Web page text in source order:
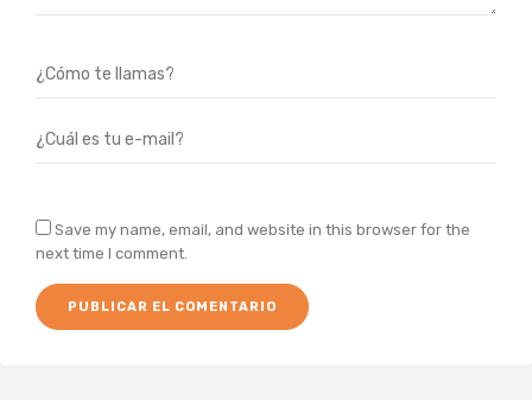
Save my name, email, and website in this browser for the
next time I comment.